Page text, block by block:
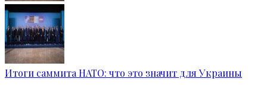
Итоги саммита НАТО: что это значит для Украины